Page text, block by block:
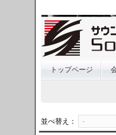
トップページ
並べ替え：